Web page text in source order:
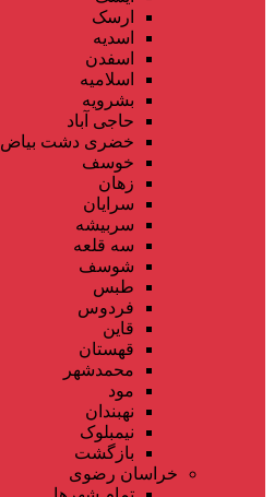
ارسک
اسدیه
اسفدن
اسلامیه
بشرویه
حاجی آباد
خضری دشت بیاض
خوسف
زهان
سرایان
سربیشه
سه قلعه
شوسف
طبس
فردوس
قاین
قهستان
محمدشهر
مود
نهبندان
نیمبلوک
بازگشت
خراسان رضوی